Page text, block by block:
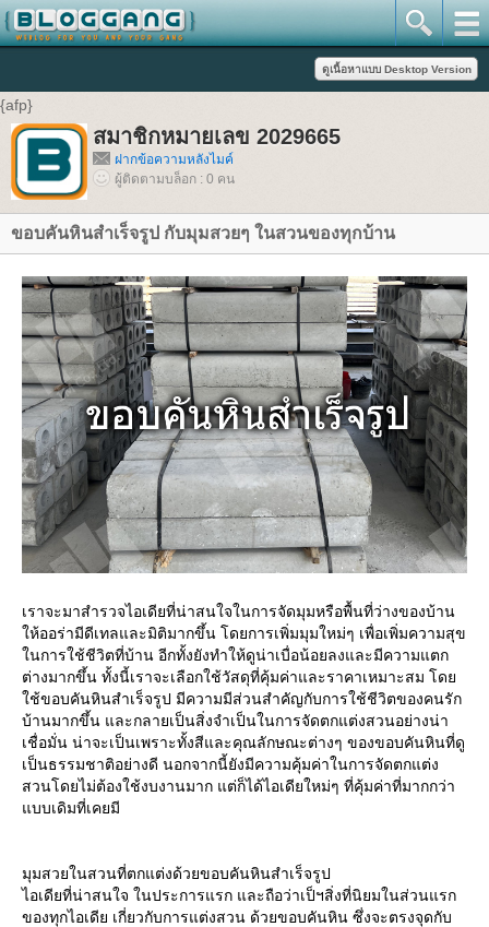
{afp}
สมาชิกหมายเลข 2029665
ฝากข้อความหลังไมค์
ผู้ติดตามบล็อก : 0 คน
ขอบคันหินสำเร็จรูป กับมุมสวยๆ ในสวนของทุกบ้าน
เราจะมาสำรวจไอเดียที่น่าสนใจในการจัดมุมหรือพื้นที่ว่างของบ้าน
ให้ออร่ามีดีเทลและมิติมากขึ้น โดยการเพิ่มมุมใหม่ๆ เพื่อเพิ่มความสุข
ในการใช้ชีวิตที่บ้าน อีกทั้งยังทำให้ดูน่าเบื่อน้อยลงและมีความแตก
ต่างมากขึ้น ทั้งนี้เราจะเลือกใช้วัสดุที่คุ้มค่าและราคาเหมาะสม โดย
ใช้ขอบคันหินสำเร็จรูป มีความมีส่วนสำคัญกับการใช้ชีวิตของคนรัก
บ้านมากขึ้น และกลายเป็นสิ่งจำเป็นในการจัดตกแต่งสวนอย่างน่า
เชื่อมั่น น่าจะเป็นเพราะทั้งสีและคุณลักษณะต่างๆ ของขอบคันหินที่ดู
เป็นธรรมชาติอย่างดี นอกจากนี้ยังมีความคุ้มค่าในการจัดตกแต่ง
สวนโดยไม่ต้องใช้งบงานมาก แต่ก็ได้ไอเดียใหม่ๆ ที่คุ้มค่าที่มากกว่า
แบบเดิมที่เคยมี
มุมสวยในสวนที่ตกแต่งด้วยขอบคันหินสำเร็จรูป
ไอเดียที่น่าสนใจ ในประการแรก และถือว่าเป็ฯสิ่งที่นิยมในส่วนแรก
ของทุกไอเดีย เกี่ยวกับการแต่งสวน ด้วยขอบคันหิน ซึ่งจะตรงจุดกับ